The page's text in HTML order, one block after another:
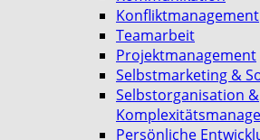
Konfliktmanagement
Teamarbeit
Projektmanagement
Selbstmarketing &
Selbstorganisation &
Persönliche